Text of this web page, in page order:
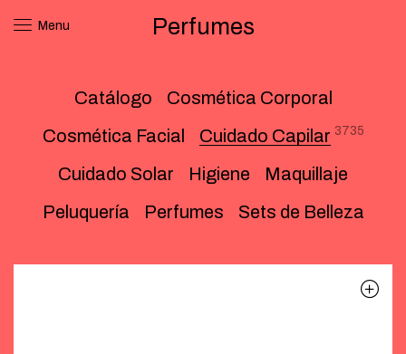
Menu Perfumes
Catálogo
Cosmética Corporal
Cosmética Facial
Cuidado Capilar 3735
Cuidado Solar Higiene
Maquillaje
Peluquería
Perfumes Sets de Belleza